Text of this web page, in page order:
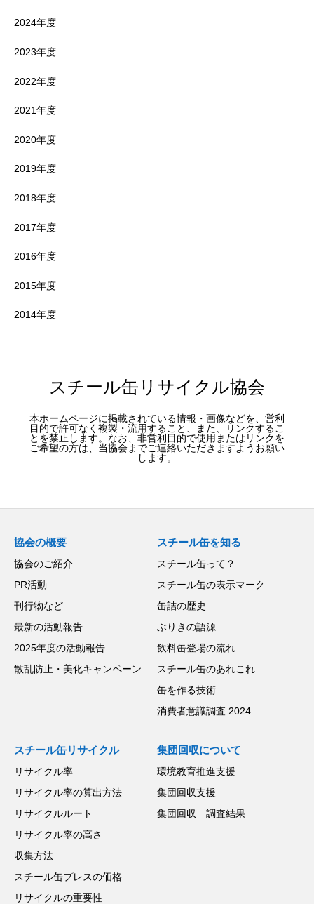
2024年度
2023年度
2022年度
2021年度
2020年度
2019年度
2018年度
2017年度
2016年度
2015年度
2014年度
スチール缶リサイクル協会
本ホームページに掲載されている情報・画像などを、営利
目的で許可なく複製・流用すること、また、リンクするこ
とを禁止します。なお、非営利目的で使用またはリンクを
ご希望の方は、当協会までご連絡いただきますようお願い
します。
協会の概要
協会のご紹介
PR活動
刊行物など
最新の活動報告
2025年度の活動報告
散乱防止・美化キャンペーン
スチール缶を知る
スチール缶って？
スチール缶の表示マーク
缶詰の歴史
ぶりきの語源
飲料缶登場の流れ
スチール缶のあれこれ
缶を作る技術
消費者意識調査 2024
スチール缶リサイクル
リサイクル率
リサイクル率の算出方法
リサイクルルート
リサイクル率の高さ
収集方法
スチール缶プレスの価格
リサイクルの重要性
集団回収について
環境教育推進支援
集団回収支援
集団回収 調査結果